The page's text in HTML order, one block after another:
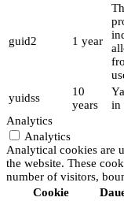
guid2 1 year
yuidss
10
years
in
Analytics
Analytics
Analytical cookies are
the website. These
number of visitors,
Cookie